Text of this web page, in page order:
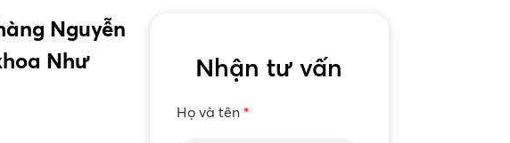
Nguyễn
Như
Nhận tư vấn
Họ và tên *